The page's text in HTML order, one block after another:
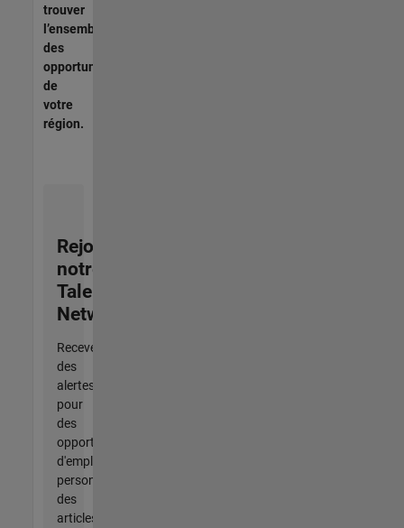
trouver
l’ensemble
des
opportunités
de
votre
région.
Rejoignez
notre
Talent
Network
Recevez
des
alertes
pour
des
opportunités
d'emploi
personnalisées,
des
articles